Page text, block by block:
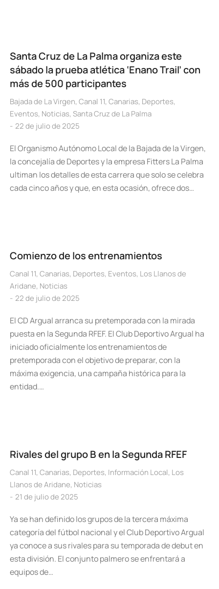
Santa Cruz de La Palma organiza este
sábado la prueba atlética ‘Enano Trail’ con
más de 500 participantes
Bajada de La Virgen, Canal 11, Canarias, Deportes,
Eventos, Noticias, Santa Cruz de La Palma
22 de julio de 2025
El Organismo Autónomo Local de la Bajada de la Virgen,
la concejalía de Deportes y la empresa Fitters La Palma
ultiman los detalles de esta carrera que solo se celebra
cada cinco años y que, en esta ocasión, ofrece dos…
Comienzo de los entrenamientos
Canal 11, Canarias, Deportes, Eventos, Los Llanos de
Aridane, Noticias
22 de julio de 2025
El CD Argual arranca su pretemporada con la mirada
puesta en la Segunda RFEF. El Club Deportivo Argual ha
iniciado oficialmente los entrenamientos de
pretemporada con el objetivo de preparar, con la
máxima exigencia, una campaña histórica para la
entidad.…
Rivales del grupo B en la Segunda RFEF
Canal 11, Canarias, Deportes, Información Local, Los
Llanos de Aridane, Noticias
21 de julio de 2025
Ya se han definido los grupos de la tercera máxima
categoría del fútbol nacional y el Club Deportivo Argual
ya conoce a sus rivales para su temporada de debut en
esta división. El conjunto palmero se enfrentará a
equipos de…